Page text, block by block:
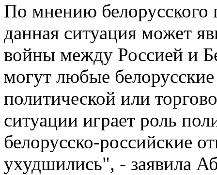
По мнению белорусского
данная ситуация может
войны между Россией и
могут любые
политической или
ситуации играет роль
белорусско-российские
ухудшились", - заявила